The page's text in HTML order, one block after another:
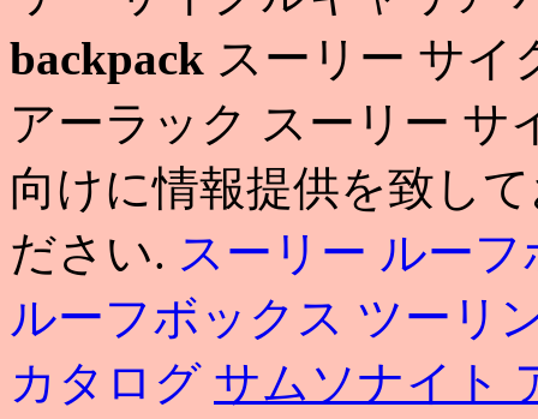
backpack スーリー サイ
アーラック スーリー サ
向けに情報提供を致し
ださい. スーリー ルー
ルーフボックス ツーリ
カタログ サムソナイト